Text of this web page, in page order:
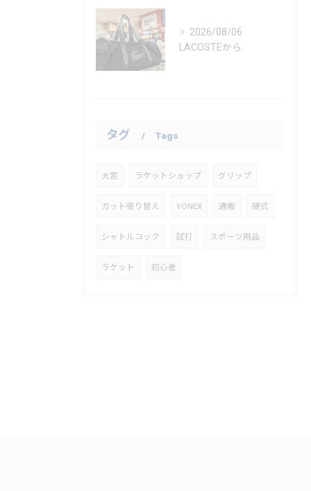
2026/08/06
LACOSTEから
タグ Tags
大宮 ラケットショップ グリップ
ガット張り替え YONEX 通販 硬式
シャトルコック 試打 スポーツ用品
ラケット 初心者